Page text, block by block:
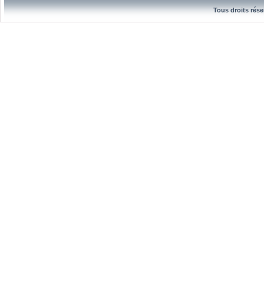
Tous droits